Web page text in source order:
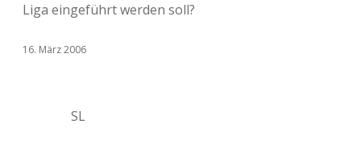
Liga eingeführt werden soll?
16. März 2006
SL